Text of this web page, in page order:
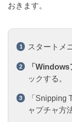
おきます。
スタートメ
「
ックする。
「Snipping
ャプチャ方